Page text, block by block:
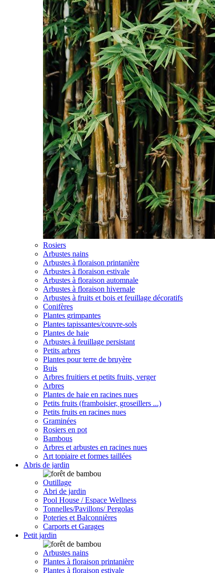
Rosiers
Arbustes nains
Arbustes à floraison printanière
Arbustes à floraison estivale
Arbustes à floraison automnale
Arbustes à floraison hivernale
Arbustes à fruits et bois et feuillage décoratifs
Conifères
Plantes grimpantes
Plantes tapissantes/couvre-sols
Plantes de haie
Arbustes à feuillage persistant
Petits arbres
Plantes pour terre de bruyère
Buis
Arbres fruitiers et petits fruits, verger
Arbres
Plantes de haie en racines nues
Petits fruits (framboisier, groseillers ...)
Petits fruits en racines nues
Graminées
Rosiers en pot
Bambous
Arbres et arbustes en racines nues
Art topiaire et formes taillées
Abris de jardin
Outillage
Abri de jardin
Pool House / Espace Wellness
Tonnelles/Pavillons/ Pergolas
Poteries et Balconnières
Carports et Garages
Petit jardin
Arbustes nains
Plantes à floraison printanière
Plantes à floraison estivale